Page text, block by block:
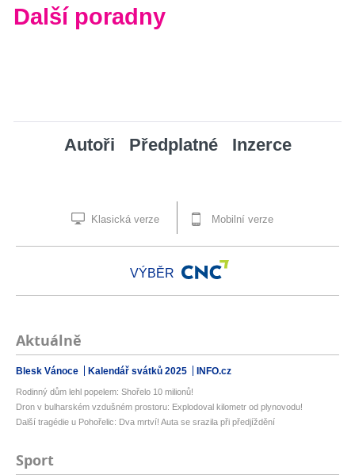
Další poradny
Autoři Předplatné Inzerce
Klasická verze Mobilní verze
VÝBĚR
Aktuálně
Blesk Vánoce Kalendář svátků 2025 INFO.cz
Rodinný dům lehl popelem: Shořelo 10 milionů!
Dron v bulharském vzdušném prostoru: Explodoval kilometr od plynovodu!
Další tragédie u Pohořelic: Dva mrtví! Auta se srazila při předjíždění
Sport